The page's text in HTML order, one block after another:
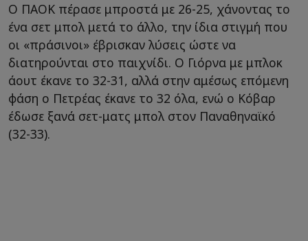
Ο ΠΑΟΚ πέρασε μπροστά με 26-25, χάνοντας το
ένα σετ μπολ μετά το άλλο, την ίδια στιγμή που
οι «πράσινοι» έβρισκαν λύσεις ώστε να
διατηρούνται στο παιχνίδι. Ο Γιόρνα με μπλοκ
άουτ έκανε το 32-31, αλλά στην αμέσως επόμενη
φάση ο Πετρέας έκανε το 32 όλα, ενώ ο Κόβαρ
έδωσε ξανά σετ-ματς μπολ στον Παναθηναϊκό
(32-33).